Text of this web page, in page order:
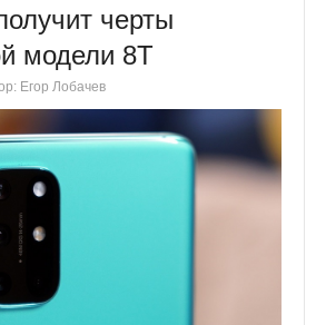
черты
модели 8T
Егор Лобачев